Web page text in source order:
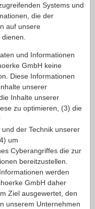
Systems und
die der
auf unsere
und Informationen
GmbH keine
Diese Informationen
unserer
Inhalte unserer
zu optimieren, (3) die
der Technik unserer
um
Cyberangriffes die zur
bereitzustellen.
werden
GmbH daher
Ziel ausgewertet, den
unserem Unternehmen